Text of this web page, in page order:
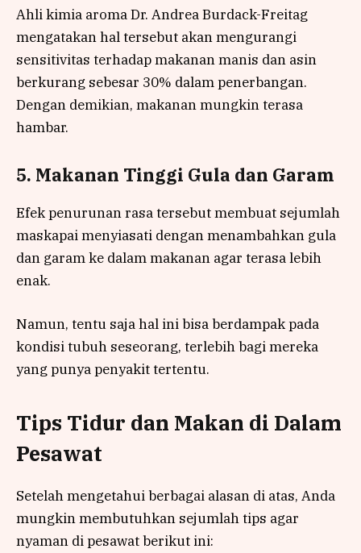
Ahli kimia aroma Dr. Andrea Burdack-Freitag
mengatakan hal tersebut akan mengurangi
sensitivitas terhadap makanan manis dan asin
berkurang sebesar 30% dalam penerbangan.
Dengan demikian, makanan mungkin terasa
hambar.
5. Makanan Tinggi Gula dan Garam
Efek penurunan rasa tersebut membuat sejumlah
maskapai menyiasati dengan menambahkan gula
dan garam ke dalam makanan agar terasa lebih
enak.
Namun, tentu saja hal ini bisa berdampak pada
kondisi tubuh seseorang, terlebih bagi mereka
yang punya penyakit tertentu.
Tips Tidur dan Makan di Dalam
Pesawat
Setelah mengetahui berbagai alasan di atas, Anda
mungkin membutuhkan sejumlah tips agar
nyaman di pesawat berikut ini: